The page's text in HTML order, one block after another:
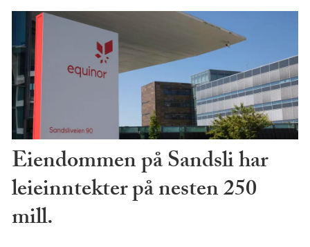
Eiendommen på Sandsli har
leieinntekter på nesten 250
mill.